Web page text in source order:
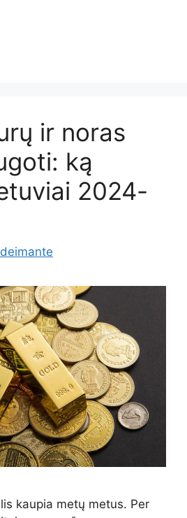
ir noras
ką
2024-
deimante
kaupia metų metus. Per